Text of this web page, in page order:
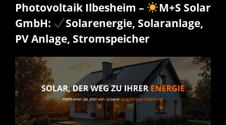
Photovoltaik Ilbesheim –
M+S Solar
GmbH:
Solarenergie, Solaranlage,
PV Anlage, Stromspeicher